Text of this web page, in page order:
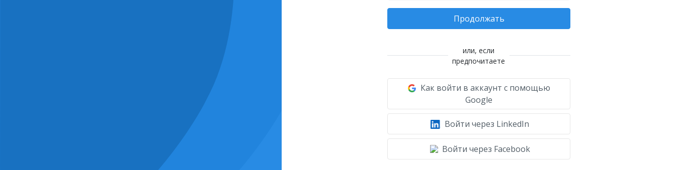
Продолжать
или, если
предпочитаете
Как войти в аккаунт с помощью
Google
Войти через LinkedIn
Войти через Facebook